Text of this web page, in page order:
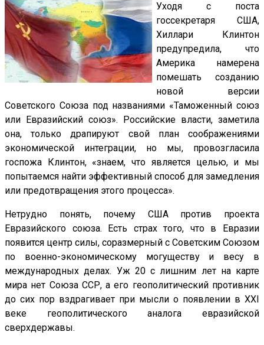
Уходя с поста
госсекретаря США,
Хиллари Клинтон
предупредила, что
Америка намерена
помешать созданию
новой версии
Советского Союза под названиями «Таможенный союз
или Евразийский союз». Российские власти, заметила
она, только драпируют свой план соображениями
экономической интеграции, но мы, провозгласила
госпожа Клинтон, «знаем, что является целью, и мы
попытаемся найти эффективный способ для замедления
или предотвращения этого процесса».
Нетрудно понять, почему США против проекта
Евразийского союза. Есть страх того, что в Евразии
появится центр силы, соразмерный с Советским Союзом
по военно-экономическому могуществу и весу в
международных делах. Уж 20 с лишним лет на карте
мира нет Союза ССР, а его геополитический противник
до сих пор вздрагивает при мысли о появлении в XXI
веке геополитического аналога евразийской
сверхдержавы.